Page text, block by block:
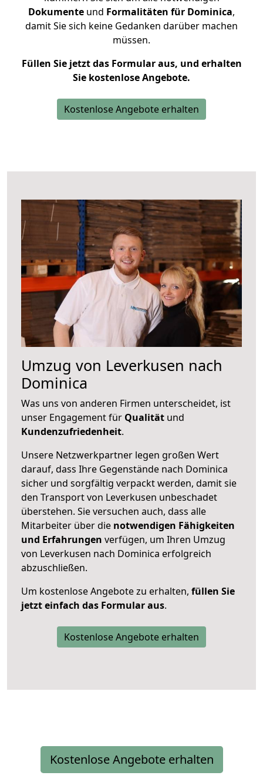
Dokumente und Formalitäten für Dominica,
damit Sie sich keine Gedanken darüber machen
müssen.
Füllen Sie jetzt das Formular aus, und erhalten
Sie kostenlose Angebote.
Kostenlose Angebote erhalten
Umzug von Leverkusen nach
Dominica
Was uns von anderen Firmen unterscheidet, ist
unser Engagement für Qualität und
Kundenzufriedenheit.
Unsere Netzwerkpartner legen großen Wert
darauf, dass Ihre Gegenstände nach Dominica
sicher und sorgfältig verpackt werden, damit sie
den Transport von Leverkusen unbeschadet
überstehen. Sie versuchen auch, dass alle
Mitarbeiter über die notwendigen Fähigkeiten
und Erfahrungen verfügen, um Ihren Umzug
von Leverkusen nach Dominica erfolgreich
abzuschließen.
Um kostenlose Angebote zu erhalten, füllen Sie
jetzt einfach das Formular aus.
Kostenlose Angebote erhalten
Kostenlose Angebote erhalten